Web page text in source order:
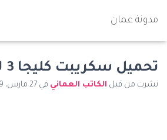
مدونة عمان
تحميل سكريبت كليجا 3 لرفع الملفات
نشرت من قبل الكاتب العماني في 27 مارس، 2019